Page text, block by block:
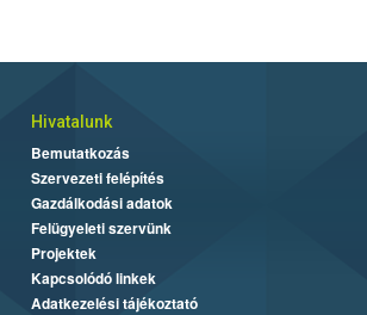
Hivatalunk
Bemutatkozás
Szervezeti felépítés
Gazdálkodási adatok
Felügyeleti szervünk
Projektek
Kapcsolódó linkek
Adatkezelési tájékoztató